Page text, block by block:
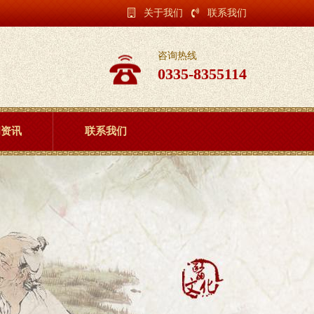
关于我们 联系我们
咨询热线
0335-8355114
讯 联系我们